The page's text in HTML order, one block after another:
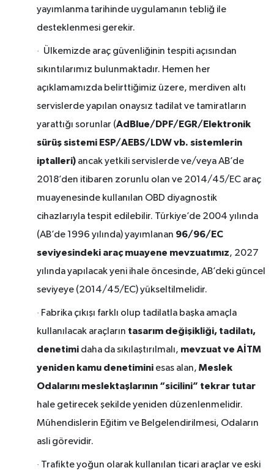
yayımlanma tarihinde uygulamanın tebliğ ile
desteklenmesi gerekir.
· Ülkemizde araç güvenliğinin tespiti açısından
sıkıntılarımız bulunmaktadır. Hemen her
açıklamamızda belirttiğimiz üzere, merdiven altı
servislerde yapılan onaysız tadilat ve tamiratların
yarattığı sorunlar (AdBlue/DPF/EGR/Elektronik
sürüş sistemi ESP/AEBS/LDW vb. sistemlerin
iptalleri) ancak yetkili servislerde ve/veya AB’de
2018’den itibaren zorunlu olan ve 2014/45/EC araç
muayenesinde kullanılan OBD diyagnostik
cihazlarıyla tespit edilebilir. Türkiye’de 2004 yılında
(AB’de 1996 yılında) yayımlanan 96/96/EC
seviyesindeki araç muayene mevzuatımız, 2027
yılında yapılacak yeni ihale öncesinde, AB’deki güncel
seviyeye (2014/45/EC) yükseltilmelidir.
· Fabrika çıkışı farklı olup tadilatla başka amaçla
kullanılacak araçların tasarım değişikliği, tadilatı,
denetimi daha da sıkılaştırılmalı, mevzuat ve AİTM
yeniden kamu denetimini esas alan,Meslek
Odalarını meslektaşlarının “sicilini” tekrar tutar
hale getirecek şekilde yeniden düzenlenmelidir.
Mühendislerin Eğitim ve Belgelendirilmesi, Odaların
asli görevidir.
· Trafikte yoğun olarak kullanılan ticari araçlar ve eski